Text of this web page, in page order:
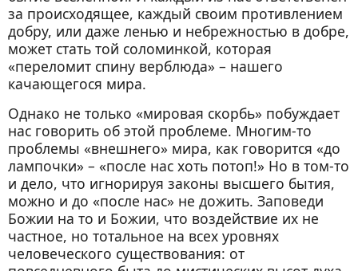
за происходящее, каждый своим противлением
добру, или даже ленью и небрежностью в добре,
может стать той соломинкой, которая
«переломит спину верблюда» – нашего
качающегося мира.
Однако не только «мировая скорбь» побуждает
нас говорить об этой проблеме. Многим-то
проблемы «внешнего» мира, как говорится «до
лампочки» – «после нас хоть потоп!» Но в том-то
и дело, что игнорируя законы высшего бытия,
можно и до «после нас» не дожить. Заповеди
Божии на то и Божии, что воздействие их не
частное, но тотальное на всех уровнях
человеческого существования: от